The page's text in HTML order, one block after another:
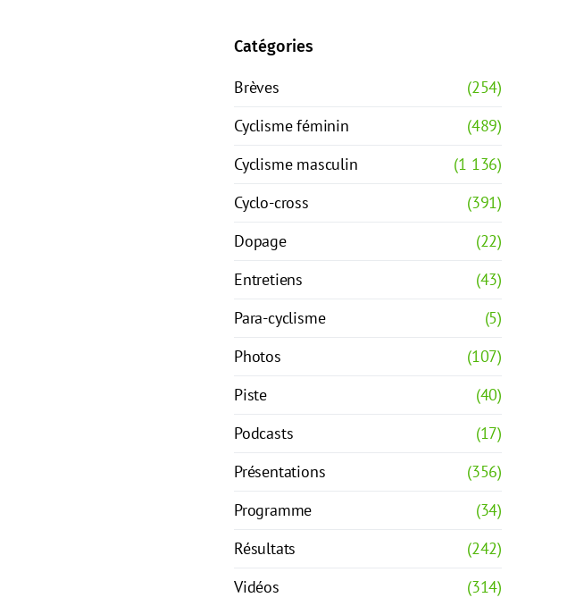
Catégories
Brèves
(254)
Cyclisme féminin
(489)
Cyclisme masculin
(1 136)
Cyclo-cross
(391)
Dopage
(22)
Entretiens
(43)
Para-cyclisme
(5)
Photos
(107)
Piste
(40)
Podcasts
(17)
Présentations
(356)
Programme
(34)
Résultats
(242)
Vidéos
(314)